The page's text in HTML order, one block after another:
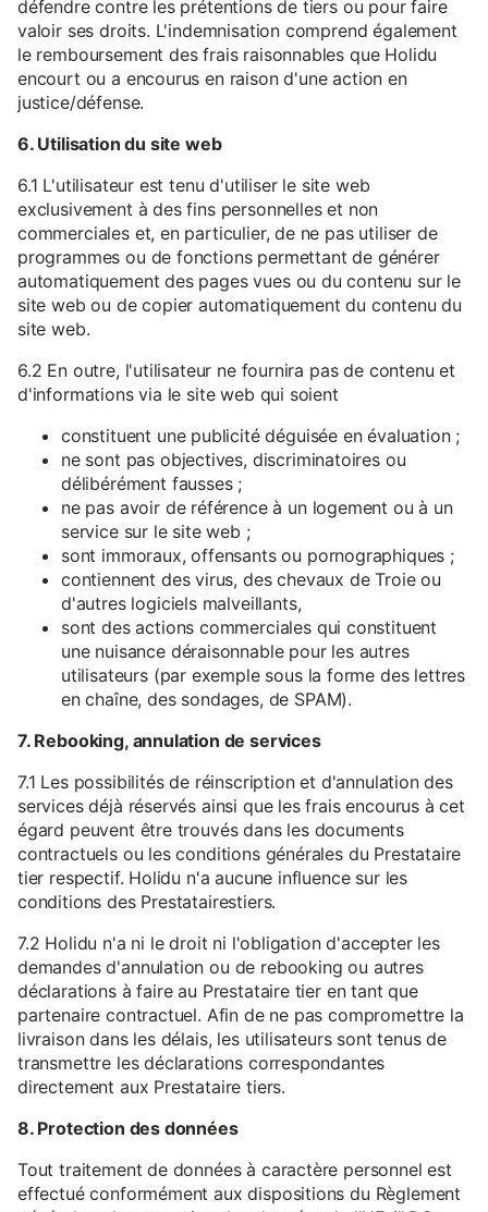
défendre contre les prétentions de tiers ou pour faire
valoir ses droits. L'indemnisation comprend également
le remboursement des frais raisonnables que Holidu
encourt ou a encourus en raison d'une action en
justice/défense.
6. Utilisation du site web
6.1 L'utilisateur est tenu d'utiliser le site web
exclusivement à des fins personnelles et non
commerciales et, en particulier, de ne pas utiliser de
programmes ou de fonctions permettant de générer
automatiquement des pages vues ou du contenu sur le
site web ou de copier automatiquement du contenu du
site web.
6.2 En outre, l'utilisateur ne fournira pas de contenu et
d'informations via le site web qui soient
constituent une publicité déguisée en évaluation ;
ne sont pas objectives, discriminatoires ou
délibérément fausses ;
ne pas avoir de référence à un logement ou à un
service sur le site web ;
sont immoraux, offensants ou pornographiques ;
contiennent des virus, des chevaux de Troie ou
d'autres logiciels malveillants,
sont des actions commerciales qui constituent
une nuisance déraisonnable pour les autres
utilisateurs (par exemple sous la forme des lettres
en chaîne, des sondages, de SPAM).
7. Rebooking, annulation de services
7.1 Les possibilités de réinscription et d'annulation des
services déjà réservés ainsi que les frais encourus à cet
égard peuvent être trouvés dans les documents
contractuels ou les conditions générales du Prestataire
tier respectif. Holidu n'a aucune influence sur les
conditions des Prestatairestiers.
7.2 Holidu n'a ni le droit ni l'obligation d'accepter les
demandes d'annulation ou de rebooking ou autres
déclarations à faire au Prestataire tier en tant que
partenaire contractuel. Afin de ne pas compromettre la
livraison dans les délais, les utilisateurs sont tenus de
transmettre les déclarations correspondantes
directement aux Prestataire tiers.
8. Protection des données
Tout traitement de données à caractère personnel est
effectué conformément aux dispositions du Règlement